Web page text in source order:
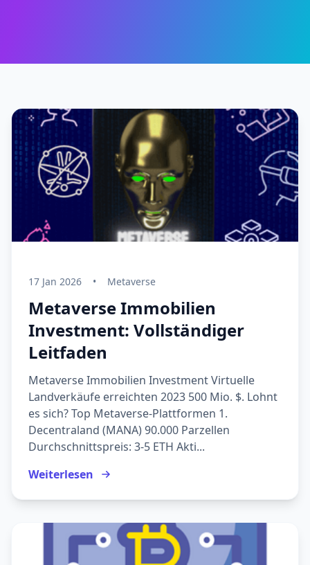
17 Jan 2026 • Metaverse
Metaverse Immobilien
Investment: Vollständiger
Leitfaden
Metaverse Immobilien Investment Virtuelle
Landverkäufe erreichten 2023 500 Mio. $. Lohnt
es sich? Top Metaverse-Plattformen 1.
Decentraland (MANA) 90.000 Parzellen
Durchschnittspreis: 3-5 ETH Akti...
Weiterlesen